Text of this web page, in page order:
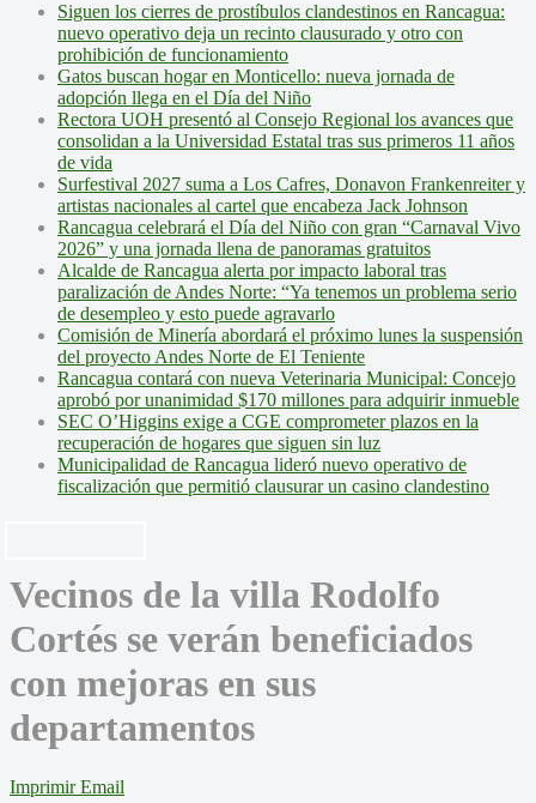
Siguen los cierres de prostíbulos clandestinos en Rancagua:
nuevo operativo deja un recinto clausurado y otro con
prohibición de funcionamiento
Gatos buscan hogar en Monticello: nueva jornada de
adopción llega en el Día del Niño
Rectora UOH presentó al Consejo Regional los avances que
consolidan a la Universidad Estatal tras sus primeros 11 años
de vida
Surfestival 2027 suma a Los Cafres, Donavon Frankenreiter y
artistas nacionales al cartel que encabeza Jack Johnson
Rancagua celebrará el Día del Niño con gran “Carnaval Vivo
2026” y una jornada llena de panoramas gratuitos
Alcalde de Rancagua alerta por impacto laboral tras
paralización de Andes Norte: “Ya tenemos un problema serio
de desempleo y esto puede agravarlo
Comisión de Minería abordará el próximo lunes la suspensión
del proyecto Andes Norte de El Teniente
Rancagua contará con nueva Veterinaria Municipal: Concejo
aprobó por unanimidad $170 millones para adquirir inmueble
SEC O’Higgins exige a CGE comprometer plazos en la
recuperación de hogares que siguen sin luz
Municipalidad de Rancagua lideró nuevo operativo de
fiscalización que permitió clausurar un casino clandestino
Vecinos de la villa Rodolfo
Cortés se verán beneficiados
con mejoras en sus
departamentos
Imprimir Email